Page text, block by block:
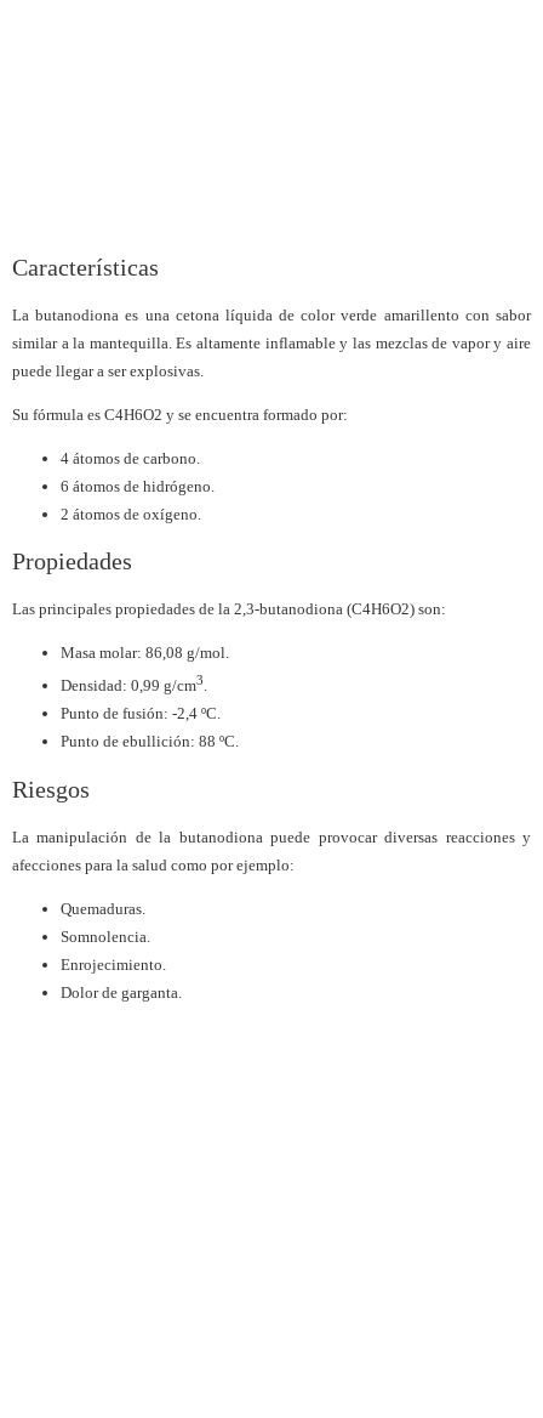
Características
La butanodiona es una cetona líquida de color verde amarillento con sabor
similar a la mantequilla. Es altamente inflamable y las mezclas de vapor y aire
puede llegar a ser explosivas.
Su fórmula es C4H6O2 y se encuentra formado por:
4 átomos de carbono.
6 átomos de hidrógeno.
2 átomos de oxígeno.
Propiedades
Las principales propiedades de la 2,3-butanodiona (C4H6O2) son:
Masa molar: 86,08 g/mol.
Densidad: 0,99 g/cm3.
Punto de fusión: -2,4 ºC.
Punto de ebullición: 88 ºC.
Riesgos
La manipulación de la butanodiona puede provocar diversas reacciones y
afecciones para la salud como por ejemplo:
Quemaduras.
Somnolencia.
Enrojecimiento.
Dolor de garganta.